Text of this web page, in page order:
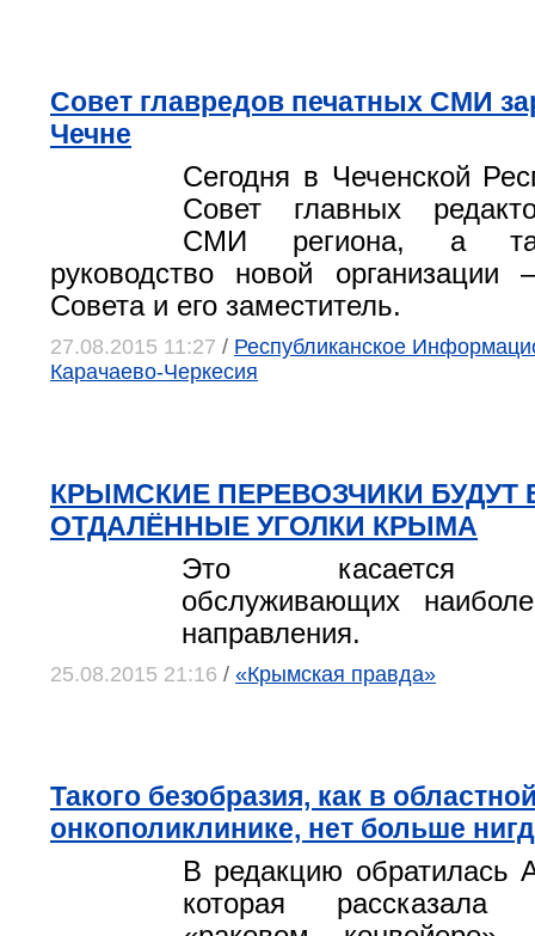
Совет главредов печатных СМИ
Чечне
Сегодня в Чеченской
Совет главных
СМИ региона, а
руководство новой организации
Совета и его заместитель.
27.08.2015 11:27 / Республиканское
Карачаево-Черкесия
КРЫМСКИЕ ПЕРЕВОЗЧИКИ БУДУТ
ОТДАЛЁННЫЕ УГОЛКИ КРЫМА
Это касается
обслуживающих
направления.
25.08.2015 21:16 / «Крымская правда»
Такого безобразия, как в
онкополиклинике, нет больше
В редакцию обратилась
которая